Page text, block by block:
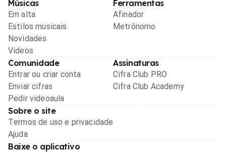
Músicas
Em alta
Estilos musicais
Novidades
Videos
Ferramentas
Afinador
Metrônomo
Comunidade
Entrar ou criar conta
Enviar cifras
Pedir videoaula
Assinaturas
Cifra Club PRO
Cifra Club Academy
Sobre o site
Termos de uso e privacidade
Ajuda
Baixe o aplicativo